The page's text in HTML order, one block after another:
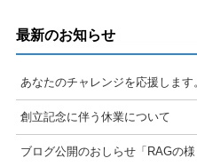
最新のお知らせ
あなたのチャレンジを応援します
創立記念に伴う休業について
ブログ公開のおしらせ「RAGの様